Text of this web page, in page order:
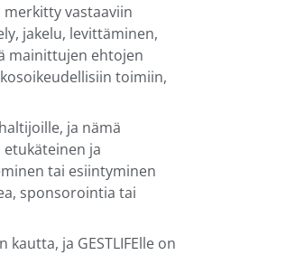
vastaaviin
jakelu, levittäminen,
mainittujen ehtojen
toimiin,
ja nämä
etukäteinen ja
tai esiintyminen
sponsorointia tai
ja GESTLIFElle on